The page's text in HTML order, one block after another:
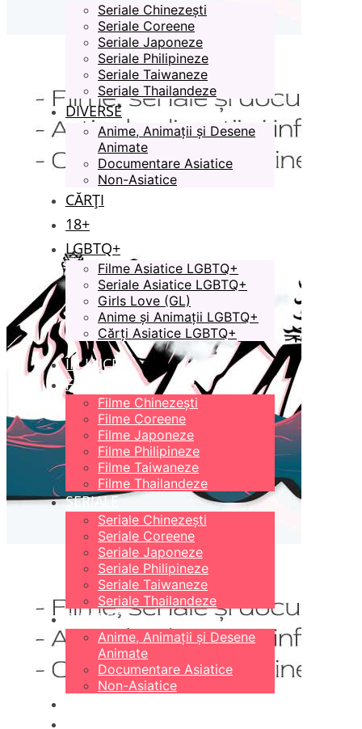
Seriale Chinezești
Seriale Coreene
Seriale Japoneze
Seriale Philipineze
Seriale Taiwaneze
Seriale Thailandeze
DIVERSE
Anime, Animații și Desene
Animate
Documentare Asiatice
Non-Asiatice
CĂRȚI
18+
LGBTQ+
Filme Asiatice LGBTQ+
Seriale Asiatice LGBTQ+
Girls Love (GL)
Anime și Animații LGBTQ+
Cărți Asiatice LGBTQ+
ÎN LUCRU
FILME
Filme Chinezești
Filme Coreene
Filme Japoneze
Filme Philipineze
Filme Taiwaneze
Filme Thailandeze
SERIALE
Seriale Chinezești
Seriale Coreene
Seriale Japoneze
Seriale Philipineze
Seriale Taiwaneze
Seriale Thailandeze
DIVERSE
Anime, Animații și Desene
Animate
Documentare Asiatice
Non-Asiatice